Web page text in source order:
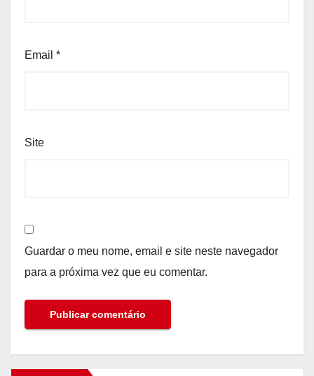
Email *
Site
Guardar o meu nome, email e site neste navegador
para a próxima vez que eu comentar.